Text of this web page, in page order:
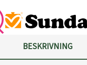
BESKRIVNING